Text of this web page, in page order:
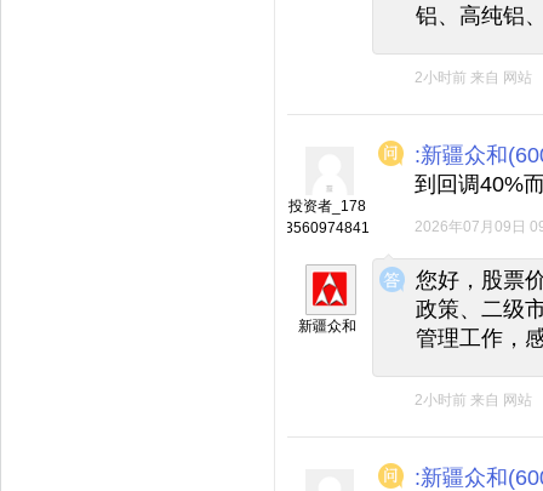
铝、高纯铝
2小时前 来自 网站
投资者_178
3560974841
:新疆众和
到回调40%
2026年07月09日
◆
◆
新疆众和
您好，股票
政策、二级
管理工作，
2小时前 来自 网站
:新疆众和